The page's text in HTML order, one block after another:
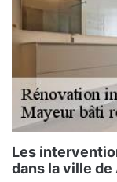
Les
dans la ville